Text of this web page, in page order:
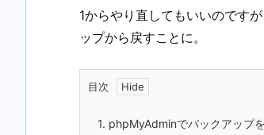
1からやり直してもいいのです
ップから戻すことに。
目次
1. phpMyAdminでバックアップ